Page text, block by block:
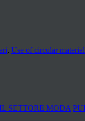
, Use of circular
SETTORE MODA